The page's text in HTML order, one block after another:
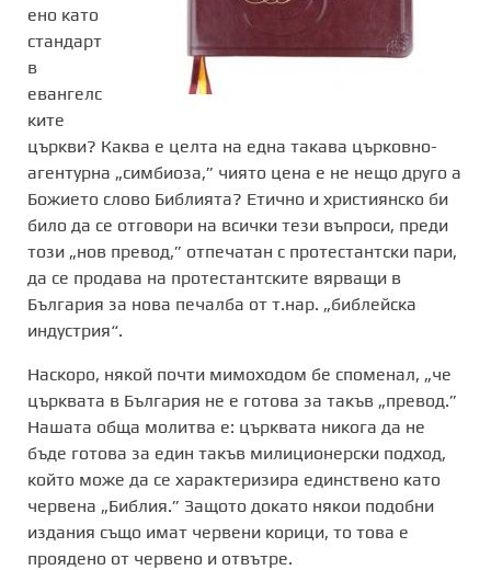
ено като
стандарт
в
евангелс
ките
църкви? Каква е целта на една такава църковно-
агентурна „симбиоза,” чиято цена е не нещо друго а
Божието слово Библията? Етично и християнско би
било да се отговори на всички тези въпроси, преди
този „нов превод,” отпечатан с протестантски пари,
да се продава на протестантските вярващи в
България за нова печалба от т.нар. „библейска
индустрия“.
Наскоро, някой почти мимоходом бе споменал, „че
църквата в България не е готова за такъв „превод.”
Нашата обща молитва е: църквата никога да не
бъде готова за един такъв милиционерски подход,
който може да се характеризира единствено като
червена „Библия.” Защото докато някои подобни
издания също имат червени корици, то това е
проядено от червено и отвътре.